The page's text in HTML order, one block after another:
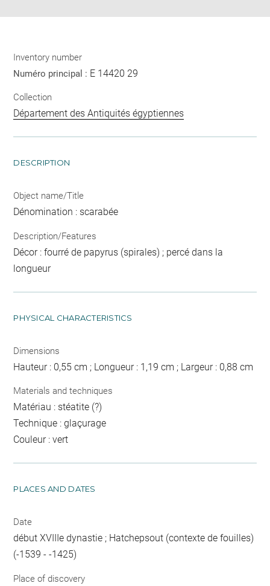
Inventory number
Numéro principal : E 14420 29
Collection
Département des Antiquités égyptiennes
DESCRIPTION
Object name/Title
Dénomination : scarabée
Description/Features
Décor : fourré de papyrus (spirales) ; percé dans la
longueur
PHYSICAL CHARACTERISTICS
Dimensions
Hauteur : 0,55 cm ; Longueur : 1,19 cm ; Largeur : 0,88 cm
Materials and techniques
Matériau : stéatite (?)
Technique : glaçurage
Couleur : vert
PLACES AND DATES
Date
début XVIIIe dynastie ; Hatchepsout (contexte de fouilles)
(-1539 - -1425)
Place of discovery